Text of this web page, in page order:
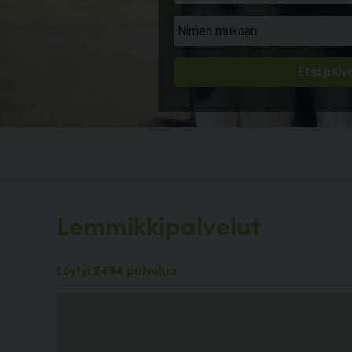
Lemmikkipalvelut
Löytyi 2494 palvelua